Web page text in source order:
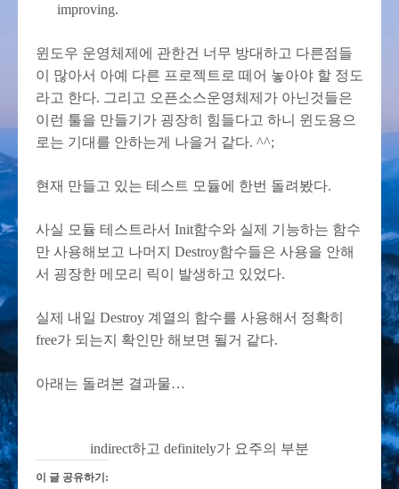
improving.
윈도우 운영체제에 관한건 너무 방대하고 다른점들
이 많아서 아예 다른 프로젝트로 떼어 놓아야 할 정도
라고 한다. 그리고 오픈소스운영체제가 아닌것들은
이런 툴을 만들기가 굉장히 힘들다고 하니 윈도용으
로는 기대를 안하는게 나을거 같다. ^^;
현재 만들고 있는 테스트 모듈에 한번 돌려봤다.
사실 모듈 테스트라서 Init함수와 실제 기능하는 함수
만 사용해보고 나머지 Destroy함수들은 사용을 안해
서 굉장한 메모리 릭이 발생하고 있었다.
실제 내일 Destroy 계열의 함수를 사용해서 정확히
free가 되는지 확인만 해보면 될거 같다.
아래는 돌려본 결과물…
indirect하고 definitely가 요주의 부분
이 글 공유하기: